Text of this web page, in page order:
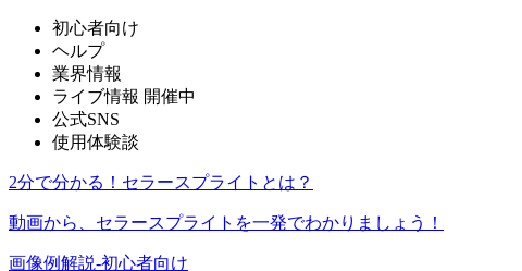
初心者向け
ヘルプ
業界情報
ライブ情報 開催中
公式SNS
使用体験談
2分で分かる！セラースプライトとは？
動画から、セラースプライトを一発でわかりましょう！
画像例解説-初心者向け